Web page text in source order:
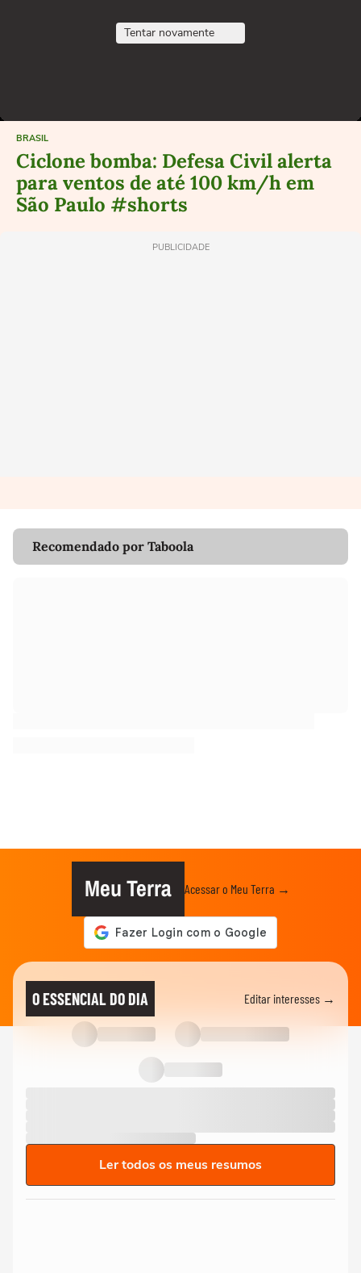
Tentar novamente
BRASIL
Ciclone bomba: Defesa Civil alerta
para ventos de até 100 km/h em
São Paulo #shorts
PUBLICIDADE
Recomendado por Taboola
Meu Terra Acessar o Meu Terra →
O ESSENCIAL DO DIA Editar interesses →
Ler todos os meus resumos